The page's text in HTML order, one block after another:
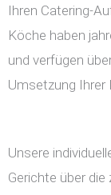
Ihren Catering-
Köche haben
und verfügen
Umsetzung Ihrer
Unsere
Gerichte über die